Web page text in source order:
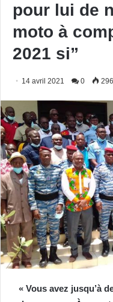
pour lui de
moto à
2021 si”
14 avril 2021 0 296
« Vous avez jusqu’à